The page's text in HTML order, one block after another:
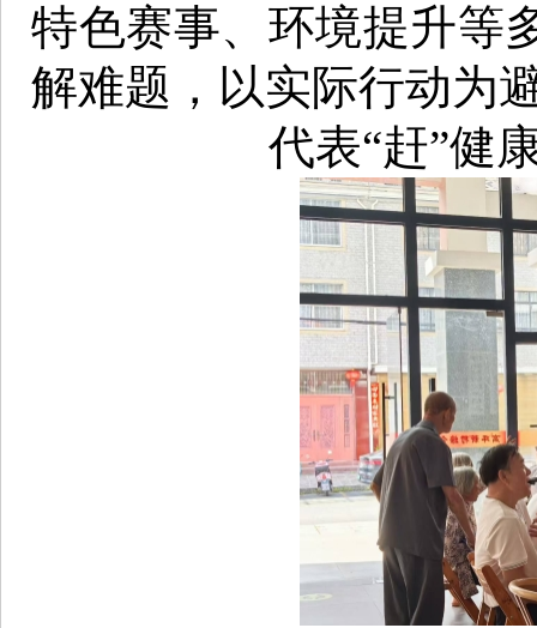
特色赛事、环境提升等
解难题，以实际行动为
代表“赶”健